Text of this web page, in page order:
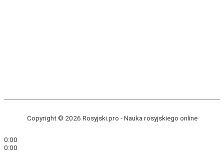
Copyright © 2026 Rosyjski.pro -Nauka rosyjskiego online
0:00
0:00